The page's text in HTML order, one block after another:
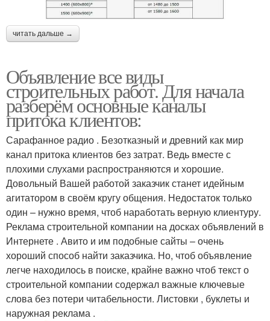
читать дальше →
Объявление все виды
строительных работ. Для начала
разберём основные каналы
притока клиентов:
Сарафанное радио . Безотказный и древний как мир
канал притока клиентов без затрат. Ведь вместе с
плохими слухами распространяются и хорошие.
Довольный Вашей работой заказчик станет идейным
агитатором в своём кругу общения. Недостаток только
один – нужно время, чтоб наработать верную клиентуру.
Реклама строительной компании на досках объявлений в
Интернете . Авито и им подобные сайты – очень
хороший способ найти заказчика. Но, чтоб объявление
легче находилось в поиске, крайне важно чтоб текст о
строительной компании содержал важные ключевые
слова без потери читабельности. Листовки , буклеты и
наружная реклама .